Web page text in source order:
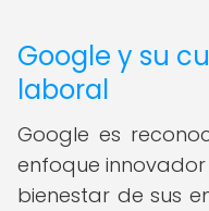
Google y su
laboral
Google es
enfoque
bienestar de sus